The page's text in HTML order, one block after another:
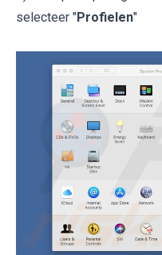
selecteer "Profielen"